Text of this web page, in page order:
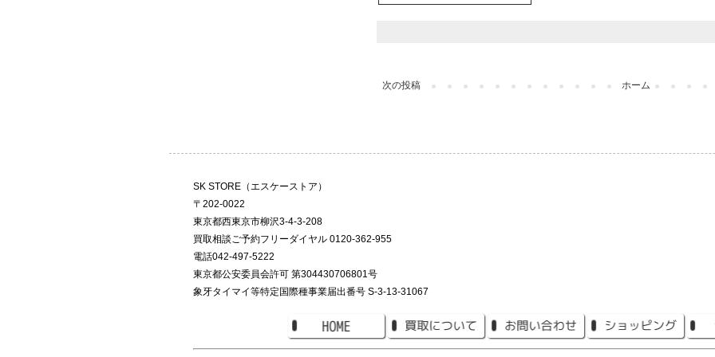
次の投稿 ホーム
SK STORE（エスケーストア）
〒202-0022
東京都西東京市柳沢3-4-3-208
買取相談ご予約フリーダイヤル 0120-362-955
電話042-497-5222
東京都公安委員会許可 第304430706801号
象牙タイマイ等特定国際種事業届出番号 S-3-13-31067